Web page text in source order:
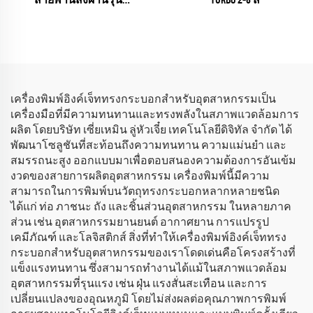
เครื่องพิมพ์อิงค์เจ็ททรงกระบอกสำหรับอุตสาหกรรมเป็น
เครื่องมือที่มีความทนทานและทรงพลังในสภาพแวดล้อมการ
ผลิต โดยบริษัท เซี่ยเหมิน ลู่หัวเจี๋ย เทคโนโลยีดิจิทัล จำกัด ได้
พัฒนาโซลูชันที่สะท้อนถึงความทนทาน ความแม่นยำ และ
สมรรถนะสูง ออกแบบมาเพื่อตอบสนองความต้องการอันเข้ม
งวดของสายการผลิตอุตสาหกรรม เครื่องพิมพ์นี้มีความ
สามารถในการพิมพ์บนวัตถุทรงกระบอกหลากหลายชนิด
ได้แก่ ท่อ ภาชนะ ถัง และชิ้นส่วนอุตสาหกรรม ในหลายภาค
ส่วน เช่น อุตสาหกรรมยานยนต์ อากาศยาน การแปรรูป
เคมีภัณฑ์ และโลจิสติกส์ สิ่งที่ทำให้เครื่องพิมพ์อิงค์เจ็ททรง
กระบอกสำหรับอุตสาหกรรมของเราโดดเด่นคือโครงสร้างที่
แข็งแรงทนทาน ซึ่งสามารถทำงานได้แม้ในสภาพแวดล้อม
อุตสาหกรรมที่รุนแรง เช่น ฝุ่น แรงสั่นสะเทือน และการ
เปลี่ยนแปลงของอุณหภูมิ โดยไม่ส่งผลต่อคุณภาพการพิมพ์